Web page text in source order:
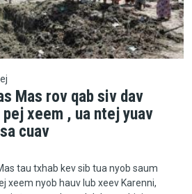
Mas rov qab siv dav
xeem , ua ntej yuav
cuav
tau txhab kev sib tua nyob saum
xeem nyob hauv lub xeev Karenni,